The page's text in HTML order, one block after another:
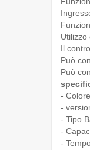
Il
Può
Può
-
-
- Tipo
-
-